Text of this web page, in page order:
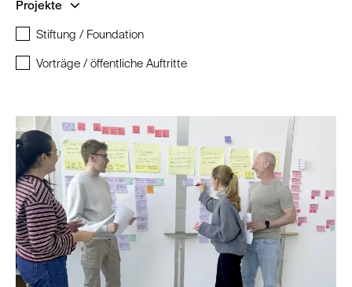
Projekte
Stiftung / Foundation
Vorträge / öffentliche Auftritte